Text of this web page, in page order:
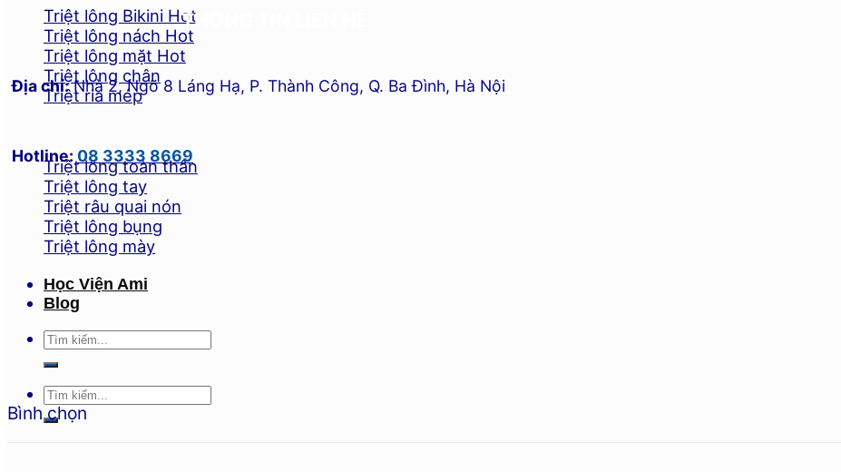
Triệt lông Bikini
Triệt lông nách
Triệt lông mặt
Triệt lông chân
Triệt ria mép
Triệt lông toàn thân
Triệt lông tay
Triệt râu quai nón
Triệt lông bụng
Triệt lông mày
Học Viện Ami
Blog
THÔNG TIN LIÊN HỆ
Địa chỉ:Nhà 2, Ngõ 8 Láng Hạ, P. Thành Công, Q. Ba Đình, Hà Nội
Hotline:08 3333 8669
Bình chọn